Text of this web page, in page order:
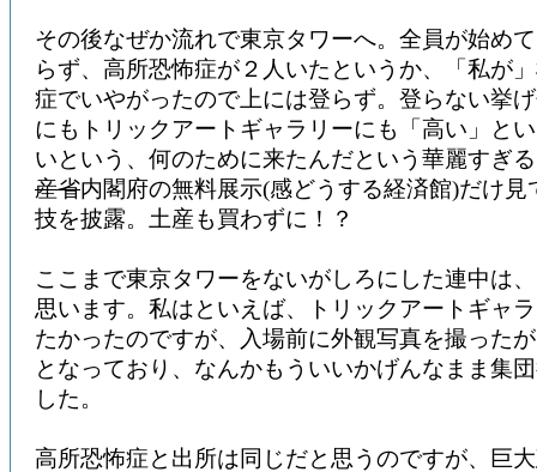
その後なぜか流れで東京タワーへ。全員が始め
らず、高所恐怖症が２人いたというか、「私が
症でいやがったので上には登らず。登らない挙
にもトリックアートギャラリーにも「高い」と
いという、何のために来たんだという華麗すぎ
産省内閣府の無料展示(感どうする経済館)だけ見
技を披露。土産も買わずに！？
ここまで東京タワーをないがしろにした連中は
思います。私はといえば、トリックアートギャ
たかったのですが、入場前に外観写真を撮った
となっており、なんかもういいかげんなまま集
した。
高所恐怖症と出所は同じだと思うのですが、巨